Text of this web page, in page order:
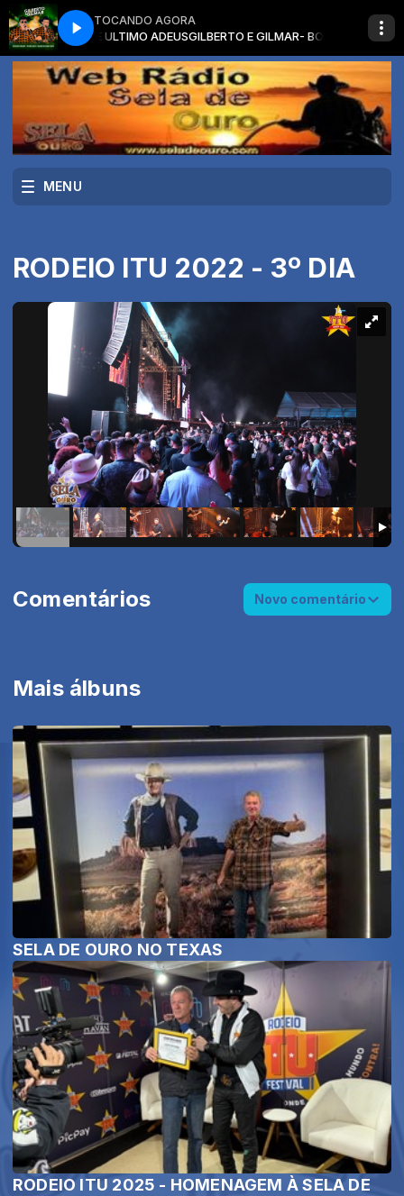
TOCANDO AGORA
E ULTIMO ADEUSGILBERTO E GILMAR- BOIADEIRO ERRANTE E
MENU
RODEIO ITU 2022 - 3º DIA
Mais álbuns
SELA DE OURO NO TEXAS
RODEIO ITU 2025 - HOMENAGEM À SELA DE
Comentários Novo comentário